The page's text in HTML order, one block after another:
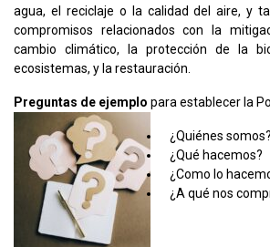
agua, el reciclaje o la calidad del aire, y
compromisos relacionados con la
cambio climático, la protección de la
ecosistemas, y la restauración.
Preguntas de ejemplo para establecer la
¿Quiénes somos?
¿Qué hacemos?
¿Como lo
¿A qué nos